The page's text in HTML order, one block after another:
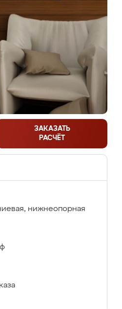
ЗАКАЗАТЬ
РАСЧЁТ
нижнеопорная